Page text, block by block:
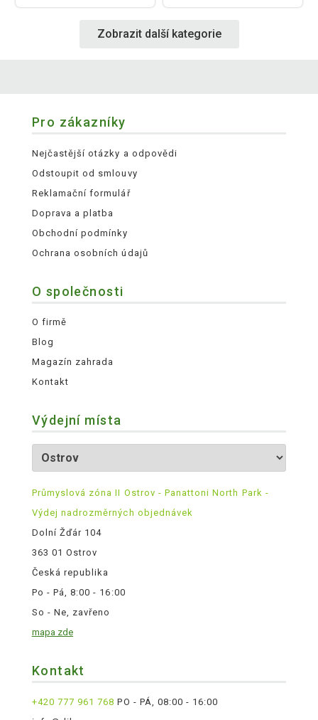
Zobrazit další kategorie
Pro zákazníky
Nejčastější otázky a odpovědi
Odstoupit od smlouvy
Reklamační formulář
Doprava a platba
Obchodní podmínky
Ochrana osobních údajů
O společnosti
O firmě
Blog
Magazín zahrada
Kontakt
Výdejní místa
Průmyslová zóna II Ostrov - Panattoni North Park -
Výdej nadrozměrných objednávek
Dolní Žďár 104
363 01 Ostrov
Česká republika
Po - Pá, 8:00 - 16:00
So - Ne, zavřeno
mapa zde
Kontakt
+420 777 961 768 PO - PÁ, 08:00 - 16:00